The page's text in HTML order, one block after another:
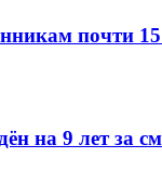
почти 15
на 9 лет за